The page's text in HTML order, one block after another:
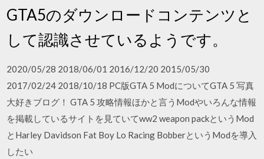
GTA5のダウンロードコンテンツと
して認識させているようです。
2020/05/28 2018/06/01 2016/12/20 2015/05/30
2017/02/24 2018/10/18 PC版GTA 5 ModについてGTA 5 写真
大好きブログ！ GTA 5 攻略情報ほかと言うModやいろんな情報
を掲載しているサイトを見ていてww2 weapon packというMod
とHarley Davidson Fat Boy Lo Racing BobberというModを導入
したい